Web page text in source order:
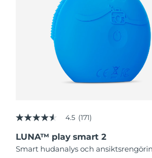
4.5
of
5
stars,
4.5 (171)
LUNA™ play smart 2
Smart hudanalys och